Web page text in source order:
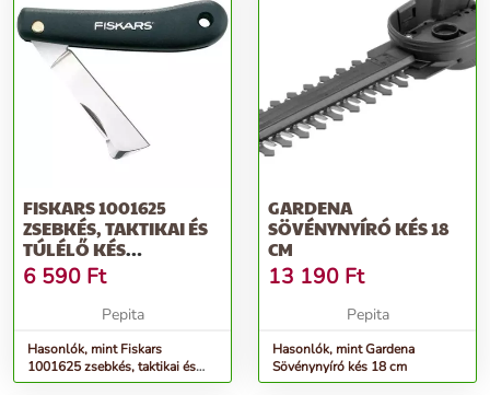
FISKARS 1001625
ZSEBKÉS, TAKTIKAI ÉS
TÚLÉLŐ KÉS
ÖSSZECSUKHATÓ KÉS
6 590 Ft
Pepita
Hasonlók, mint Fiskars
1001625 zsebkés, taktikai és
túlélő kés Összecsukható kés
GARDENA
SÖVÉNYNYÍRÓ KÉS 18
CM
13 190 Ft
Pepita
Hasonlók, mint Gardena
Sövénynyíró kés 18 cm